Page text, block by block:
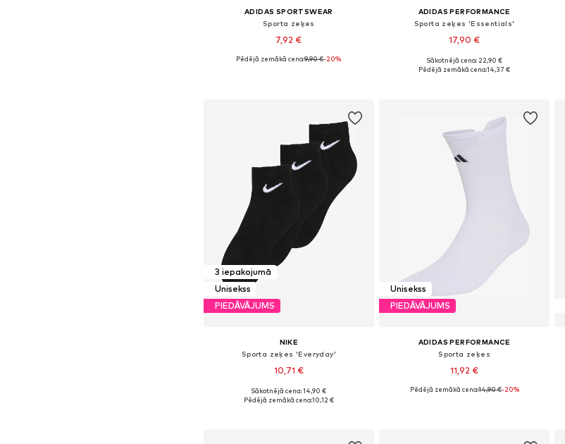
ADIDAS SPORTSWEAR
Sporta zeķes
7,92 €
Pieejams daudzos izmēros
Pēdējā zemākā cena:9,90 €-20%
ADIDAS PERFORMANCE
Sporta zeķes 'Essentials'
17,90 €
Sākotnējā cena: 22,90 €
Pēdējā zemākā cena:14,37 €
3 iepakojumā
Unisekss
PIEDĀVĀJUMS
NIKE
Sporta zeķes 'Everyday'
10,71 €
Pieejamie izmēri: 34-38, 38-42, 46-50
Sākotnējā cena: 14,90 €
Pēdējā zemākā cena:10,12 €
Unisekss
PIEDĀVĀJUMS
ADIDAS PERFORMANCE
Sporta zeķes
11,92 €
Pieejams daudzos izmēros
Pēdējā zemākā cena:14,90 €-20%